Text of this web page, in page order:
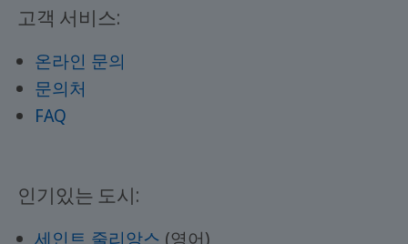
고객 서비스:
온라인 문의
문의처
FAQ
인기있는 도시:
세인트 줄리앙스 (영어)